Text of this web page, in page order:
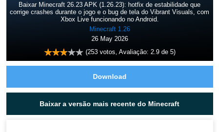
Baixar Minecraft 26.23 APK (1.26.23): hotfix de estabilidade que
corrige crashes durante o jogo e o bug de tela do Vibrant Visuals, com
Xbox Live funcionando no Android.
Minecraft 1.26
26 May 2026
(253votos, Avaliação: 2.9de 5)
Download
Baixar a versão mais recente do Minecraft